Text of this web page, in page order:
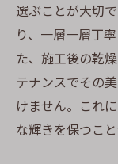
選ぶことが大切
り、一層一層丁
た、施工後の乾
テナンスでその
けません。これ
な輝きを保つこと